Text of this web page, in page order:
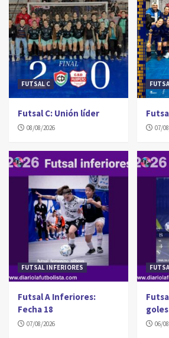
FUTSAL C
Futsal C: Unión líder
08/08/2026 07/
FUTSAL INFERIORES
Futsal A Inferiores:
Fecha 18
07/08/2026
goles
06/